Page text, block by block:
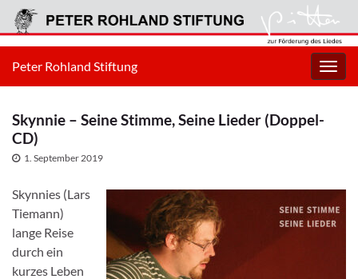
Peter Rohland Stiftung
Skynnie – Seine Stimme, Seine Lieder (Doppel-
CD)
1. September 2019
Skynnies (Lars
Tiemann)
lange Reise
durch ein
kurzes Leben